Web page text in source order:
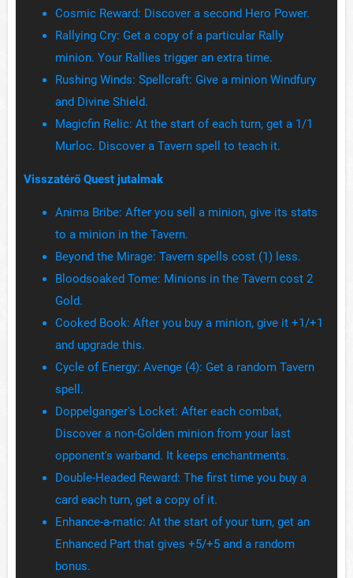
Cosmic Reward: Discover a second Hero Power.
Rallying Cry: Get a copy of a particular Rally
minion. Your Rallies trigger an extra time.
Rushing Winds: Spellcraft: Give a minion Windfury
and Divine Shield.
Magicfin Relic: At the start of each turn, get a 1/1
Murloc. Discover a Tavern spell to teach it.
Visszatérő Quest jutalmak
Anima Bribe: After you sell a minion, give its stats
to a minion in the Tavern.
Beyond the Mirage: Tavern spells cost (1) less.
Bloodsoaked Tome: Minions in the Tavern cost 2
Gold.
Cooked Book: After you buy a minion, give it +1/+1
and upgrade this.
Cycle of Energy: Avenge (4): Get a random Tavern
spell.
Doppelganger's Locket: After each combat,
Discover a non-Golden minion from your last
opponent's warband. It keeps enchantments.
Double-Headed Reward: The first time you buy a
card each turn, get a copy of it.
Enhance-a-matic: At the start of your turn, get an
Enhanced Part that gives +5/+5 and a random
bonus.